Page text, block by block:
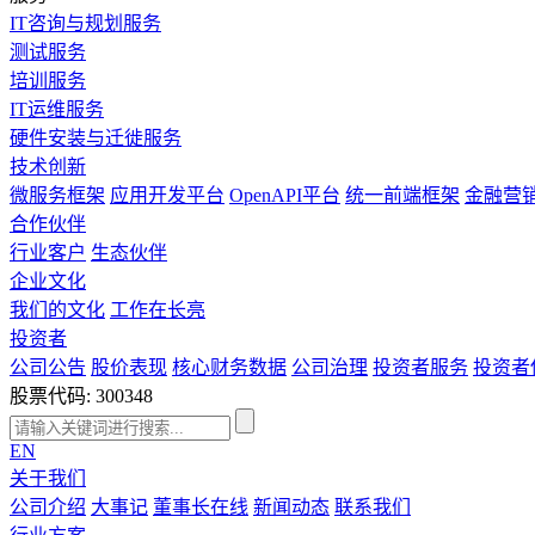
IT咨询与规划服务
测试服务
培训服务
IT运维服务
硬件安装与迁徙服务
技术创新
微服务框架 应用开发平台 OpenAPI平台 统一前端框架 金融营
合作伙伴
行业客户 生态伙伴
企业文化
我们的文化 工作在长亮
投资者
公司公告 股价表现 核心财务数据 公司治理 投资者服务 投资者
股票代码: 300348
EN
关于我们
公司介绍 大事记 董事长在线 新闻动态 联系我们